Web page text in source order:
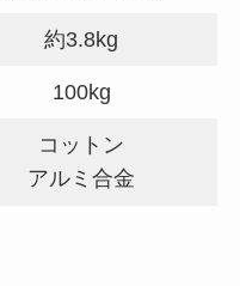
約3.8kg
100kg
コットン
アルミ合金